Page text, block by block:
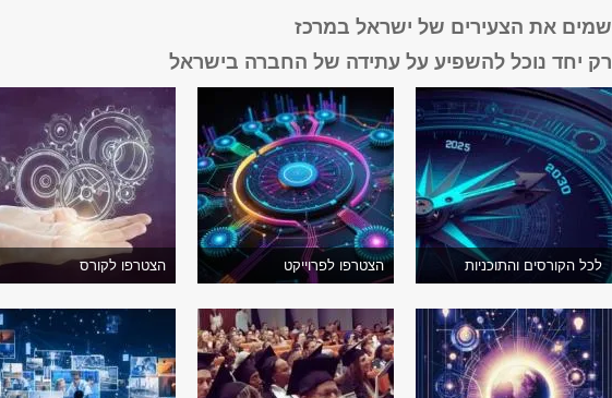
שמים את הצעירים של ישראל במרכז
רק יחד נוכל להשפיע על עתידה של החברה בישראל
לכל הקורסים והתוכניות הצטרפו לפרוייקט הצטרפו לקורס